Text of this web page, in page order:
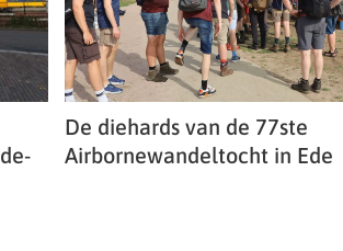
De diehards van de 77ste
Airbornewandeltocht in Ede